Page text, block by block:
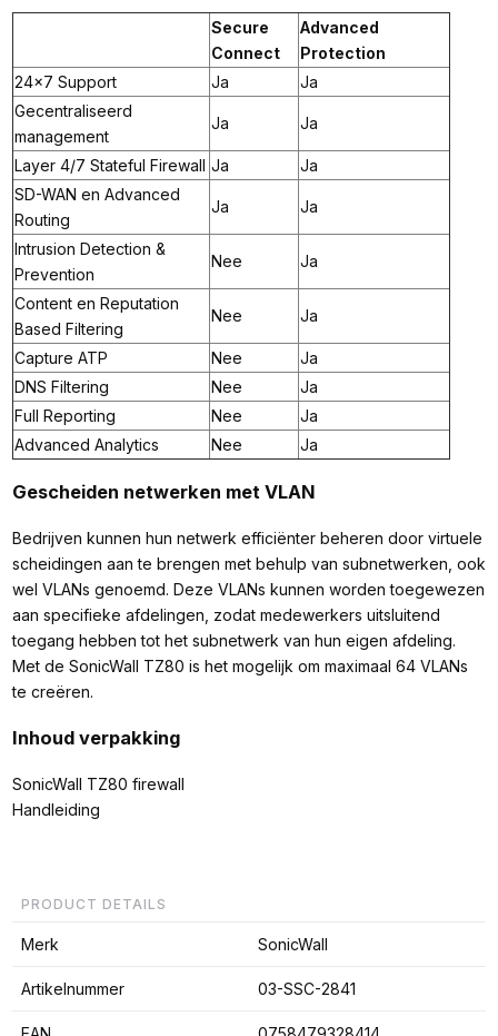
Secure
Connect
Advanced
Protection
24x7 Support
Ja
Ja
Gecentraliseerd
management
Ja Ja
Layer 4/7 Stateful Firewall Ja
Ja
SD-WAN en Advanced
Routing
Ja Ja
Intrusion Detection &
Prevention
Nee Ja
Content en Reputation
Based Filtering
Nee Ja
Capture ATP Nee
Ja
DNS Filtering
Nee
Ja
Full Reporting
Nee
Ja
Advanced Analytics
Nee Ja
Gescheiden netwerken met VLAN
Bedrijven kunnen hun netwerk efficiënter beheren door virtuele
scheidingen aan te brengen met behulp van subnetwerken, ook
wel VLANs genoemd. Deze VLANs kunnen worden toegewezen
aan specifieke afdelingen, zodat medewerkers uitsluitend
toegang hebben tot het subnetwerk van hun eigen afdeling.
Met de SonicWall TZ80 is het mogelijk om maximaal 64 VLANs
te creëren.
Inhoud verpakking
SonicWall TZ80 firewall
Handleiding
PRODUCT DETAILS
Merk SonicWall
Artikelnummer 03-SSC-2841